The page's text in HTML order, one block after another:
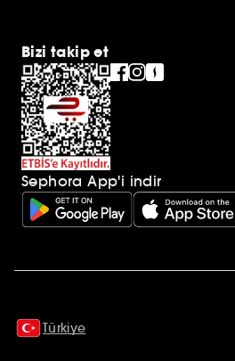
Bizi takip et
Sephora App'i indir
Türkiye